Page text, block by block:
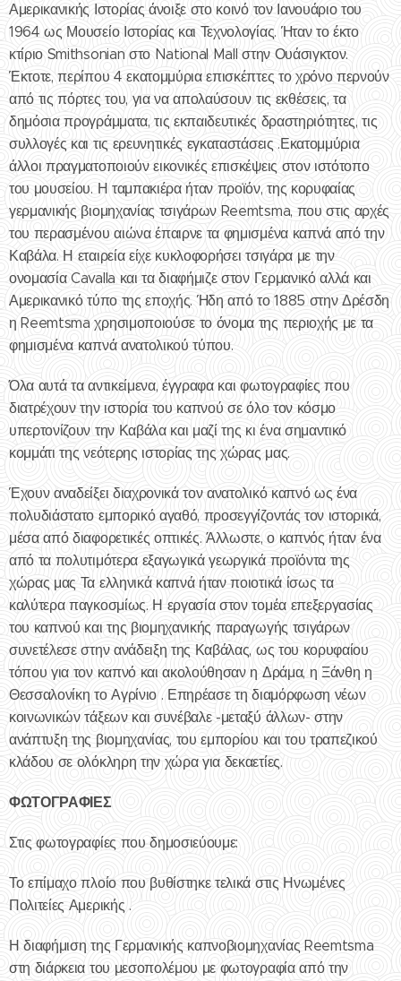
Αμερικανικής Ιστορίας άνοιξε στο κοινό τον Ιανουάριο του
1964 ως Μουσείο Ιστορίας και Τεχνολογίας. Ήταν το έκτο
κτίριο Smithsonian στο National Mall στην Ουάσιγκτον.
Έκτοτε, περίπου 4 εκατομμύρια επισκέπτες το χρόνο περνούν
από τις πόρτες του, για να απολαύσουν τις εκθέσεις, τα
δημόσια προγράμματα, τις εκπαιδευτικές δραστηριότητες, τις
συλλογές και τις ερευνητικές εγκαταστάσεις .Εκατομμύρια
άλλοι πραγματοποιούν εικονικές επισκέψεις στον ιστότοπο
του μουσείου. Η ταμπακιέρα ήταν προϊόν, της κορυφαίας
γερμανικής βιομηχανίας τσιγάρων Reemtsma, που στις αρχές
του περασμένου αιώνα έπαιρνε τα φημισμένα καπνά από την
Καβάλα. Η εταιρεία είχε κυκλοφορήσει τσιγάρα με την
ονομασία Cavalla και τα διαφήμιζε στον Γερμανικό αλλά και
Αμερικανικό τύπο της εποχής. Ήδη από το 1885 στην Δρέσδη
η Reemtsma χρησιμοποιούσε το όνομα της περιοχής με τα
φημισμένα καπνά ανατολικού τύπου.
Όλα αυτά τα αντικείμενα, έγγραφα και φωτογραφίες που
διατρέχουν την ιστορία του καπνού σε όλο τον κόσμο
υπερτονίζουν την Καβάλα και μαζί της κι ένα σημαντικό
κομμάτι της νεότερης ιστορίας της χώρας μας.
Έχουν αναδείξει διαχρονικά τον ανατολικό καπνό ως ένα
πολυδιάστατο εμπορικό αγαθό, προσεγγίζοντάς τον ιστορικά,
μέσα από διαφορετικές οπτικές. Άλλωστε, ο καπνός ήταν ένα
από τα πολυτιμότερα εξαγωγικά γεωργικά προϊόντα της
χώρας μας Τα ελληνικά καπνά ήταν ποιοτικά ίσως τα
καλύτερα παγκοσμίως. Η εργασία στον τομέα επεξεργασίας
του καπνού και της βιομηχανικής παραγωγής τσιγάρων
συνετέλεσε στην ανάδειξη της Καβάλας, ως του κορυφαίου
τόπου για τον καπνό και ακολούθησαν η Δράμα, η Ξάνθη η
Θεσσαλονίκη το Αγρίνιο . Επηρέασε τη διαμόρφωση νέων
κοινωνικών τάξεων και συνέβαλε -μεταξύ άλλων- στην
ανάπτυξη της βιομηχανίας, του εμπορίου και του τραπεζικού
κλάδου σε ολόκληρη την χώρα για δεκαετίες.
ΦΩΤΟΓΡΑΦΙΕΣ
Στις φωτογραφίες που δημοσιεύουμε:
Το επίμαχο πλοίο που βυθίστηκε τελικά στις Ηνωμένες
Πολιτείες Αμερικής .
Η διαφήμιση της Γερμανικής καπνοβιομηχανίας Reemtsma
στη διάρκεια του μεσοπολέμου με φωτογραφία από την